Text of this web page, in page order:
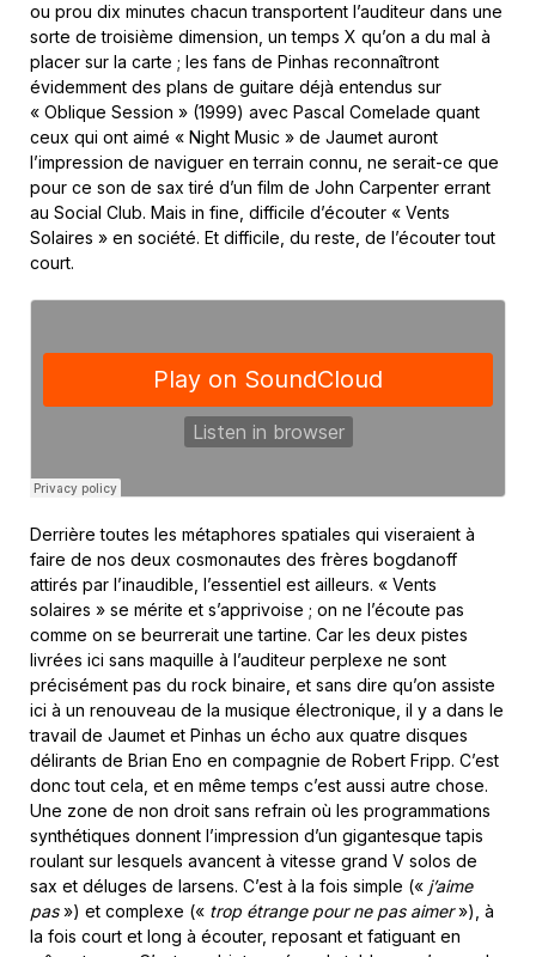
ou prou dix minutes chacun transportent l’auditeur dans une
sorte de troisième dimension, un temps X qu’on a du mal à
placer sur la carte ; les fans de Pinhas reconnaîtront
évidemment des plans de guitare déjà entendus sur
« Oblique Session » (1999) avec Pascal Comelade quant
ceux qui ont aimé « Night Music » de Jaumet auront
l’impression de naviguer en terrain connu, ne serait-ce que
pour ce son de sax tiré d’un film de John Carpenter errant
au Social Club. Mais in fine, difficile d’écouter « Vents
Solaires » en société. Et difficile, du reste, de l’écouter tout
court.
Derrière toutes les métaphores spatiales qui viseraient à
faire de nos deux cosmonautes des frères bogdanoff
attirés par l’inaudible, l’essentiel est ailleurs. « Vents
solaires » se mérite et s’apprivoise ; on ne l’écoute pas
comme on se beurrerait une tartine. Car les deux pistes
livrées ici sans maquille à l’auditeur perplexe ne sont
précisément pas du rock binaire, et sans dire qu’on assiste
ici à un renouveau de la musique électronique, il y a dans le
travail de Jaumet et Pinhas un écho aux quatre disques
délirants de Brian Eno en compagnie de Robert Fripp. C’est
donc tout cela, et en même temps c’est aussi autre chose.
Une zone de non droit sans refrain où les programmations
synthétiques donnent l’impression d’un gigantesque tapis
roulant sur lesquels avancent à vitesse grand V solos de
sax et déluges de larsens. C’est à la fois simple (« j’aime
pas») et complexe (« trop étrange pour ne pas aimer»), à
la fois court et long à écouter, reposant et fatiguant en